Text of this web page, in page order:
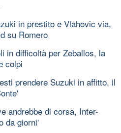
in prestito e Vlahovic via,
su Romero
in difficoltà per Zeballos, la
colpi
prendere Suzuki in affitto, il
andrebbe di corsa, Inter-
da giorni'